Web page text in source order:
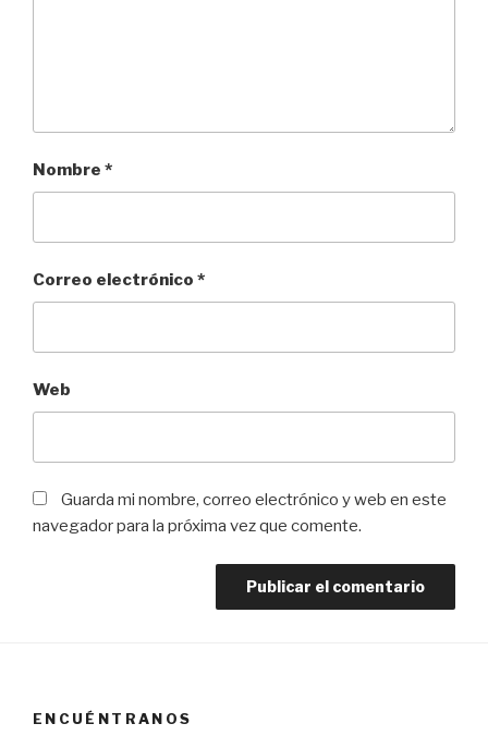
Nombre *
Correo electrónico *
Web
Guarda mi nombre, correo electrónico y web en este
navegador para la próxima vez que comente.
ENCUÉNTRANOS